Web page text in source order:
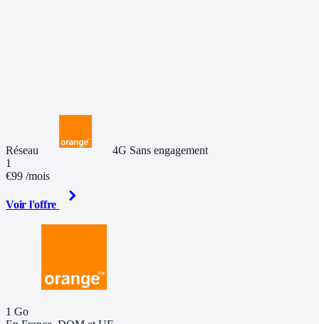
Réseau 4G Sans engagement
1
€99 /mois
Voir l'offre
1 Go